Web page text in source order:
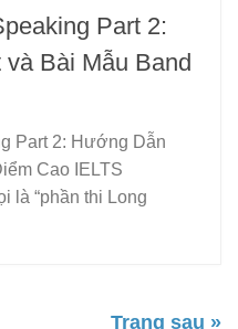
Part 2:
Bài Mẫu Band
Part 2: Hướng Dẫn
Cao IELTS
là “phần thi Long
Trang sau »